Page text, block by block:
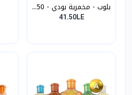
بلوب - مخمرية بودي - 50...
41.50LE